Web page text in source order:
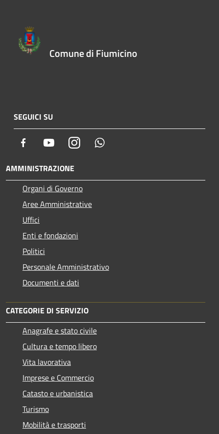
Comune di Fiumicino
SEGUICI SU
Facebook YoutubeInstagram
AMMINISTRAZIONE
Organi di Governo
Aree Amministrative
Uffici
Enti e fondazioni
Politici
Personale Amministrativo
Documenti e dati
CATEGORIE DI SERVIZIO
Anagrafe e stato civile
Cultura e tempo libero
Vita lavorativa
Imprese e Commercio
Catasto e urbanistica
Turismo
Mobilità e trasporti